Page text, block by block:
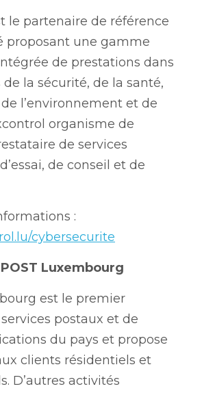
le partenaire de référence
proposant une gamme
de prestations dans
de la sécurité, de la santé,
l’environnement et de
organisme de
de services
de conseil et de
cybersecurite
Luxembourg
est le premier
postaux et de
du pays et propose
clients résidentiels et
D’autres activités